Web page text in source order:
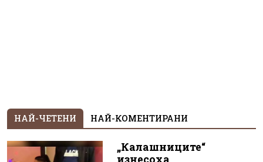
НАЙ-ЧЕТЕНИ НАЙ-КОМЕНТИРАНИ
„Калашниците“
изнесоха